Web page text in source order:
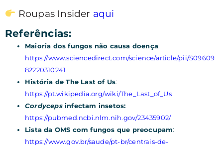
Roupas Insider aqui
Referências:
Maioria dos fungos não causa doença:
https://www.sciencedirect.com/science/article/pii/S09609
82220310241
História de The Last of Us:
https://pt.wikipedia.org/wiki/The_Last_of_Us
Cordycepsinfectam insetos:
https://pubmed.ncbi.nlm.nih.gov/23435902/
Lista da OMS com fungos que preocupam:
https://www.gov.br/saude/pt-br/centrais-de-